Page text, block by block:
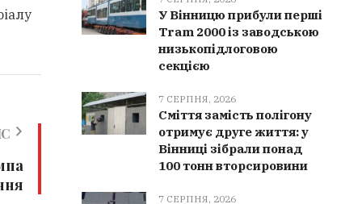
У Вінницю прибули перші
Tram 2000 із заводською
низькопідлоговою
секцією
7 СЕРПНЯ, 2026
Сміття замість полігону
отримує друге життя: у
Вінниці зібрали понад
100 тонн вторсировини
7 СЕРПНЯ, 2026